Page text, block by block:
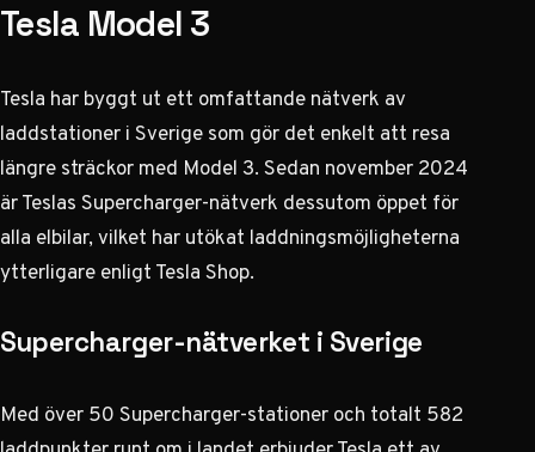
Tesla Model 3
Tesla har byggt ut ett omfattande nätverk av
laddstationer i Sverige som gör det enkelt att resa
längre sträckor med Model 3. Sedan november 2024
är Teslas Supercharger-nätverk dessutom öppet för
alla elbilar, vilket har utökat laddningsmöjligheterna
ytterligareenligt Tesla Shop.
Supercharger-nätverket i Sverige
Med över 50 Supercharger-stationer och totalt 582